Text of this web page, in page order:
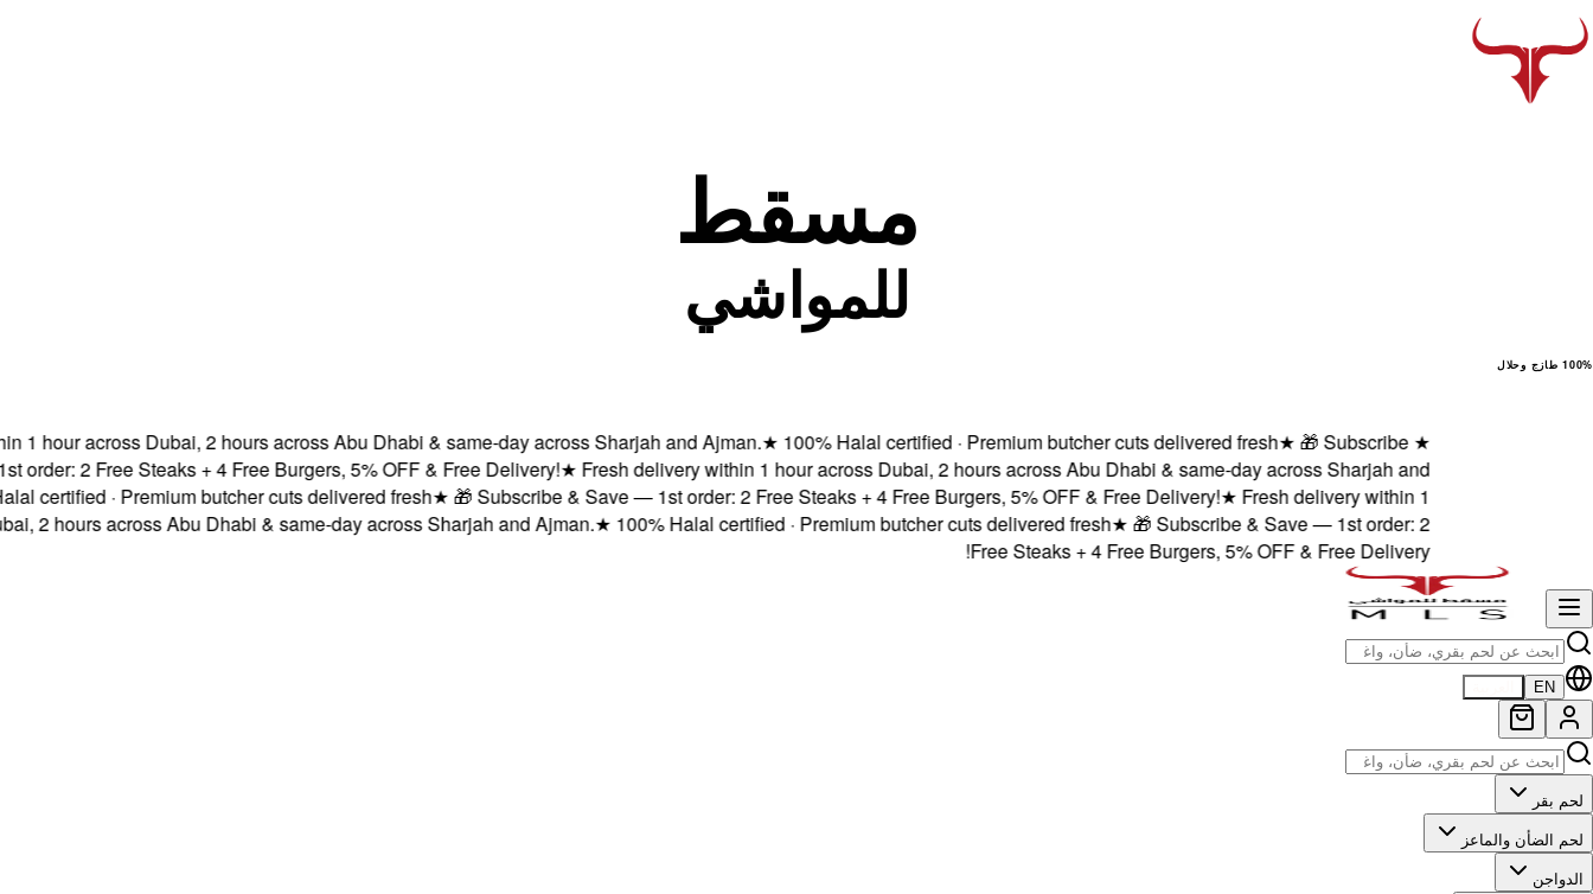
مسقط
للمواشي
100% طازج وحلال
★
across Dubai, 2 hours across Abu Dhabi & same-day across Sharjah and Ajman.★100% Halal certified · Premium butcher cuts delivered fresh★🎁 Subscribe
2 Free Steaks + 4 Free Burgers, 5% OFF & Free Delivery!★Fresh delivery within 1 hour across Dubai, 2 hours across Abu Dhabi & same-day across Sharjah and
· Premium butcher cuts delivered fresh★🎁 Subscribe & Save — 1st order: 2 Free Steaks + 4 Free Burgers, 5% OFF & Free Delivery!★Fresh delivery within 1
hours across Abu Dhabi & same-day across Sharjah and Ajman.★100% Halal certified · Premium butcher cuts delivered fresh★🎁 Subscribe & Save — 1st order: 2
Free Steaks + 4 Free Burgers, 5% OFF & Free Delivery!
EN
لحم بقر
لحم الضأن والماعز
الدواجن